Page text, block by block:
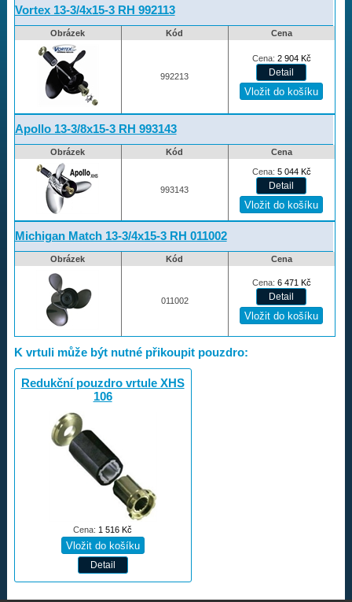
Drážky na hřídeli:
Najít vrtuli
Motory
Vrtule
Vortex
Apollo
Michigan Match
Rapture
Volvo-Duo propellers
Amita
Kontakty
Nákupní řád
Reklamační řád
733 327 427
Vortex 13-3/4x15-3 RH 992113
Obrázek Kód Cena
992213
Cena: 2 904 Kč
Apollo 13-3/8x15-3 RH 993143
Obrázek Kód Cena
993143
Cena: 5 044 Kč
Michigan Match 13-3/4x15-3 RH 011002
Obrázek Kód Cena
011002
Cena: 6 471 Kč
K vrtuli může být nutné přikoupit pouzdro:
Redukční pouzdro vrtule XHS
106
Cena: 1 516 Kč